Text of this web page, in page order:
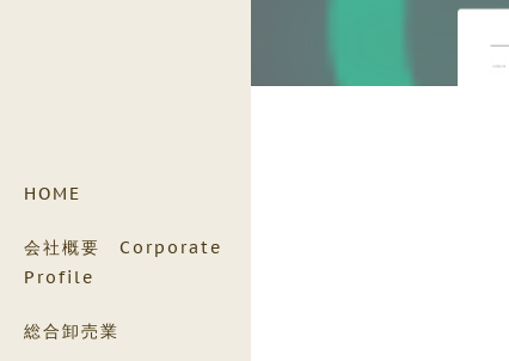
HOME
会社概要 Corporate
Profile
総合卸売業